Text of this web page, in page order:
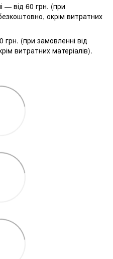
— від 60 грн. (при
окрім витратних
грн. (при замовленні від
витратних матеріалів).